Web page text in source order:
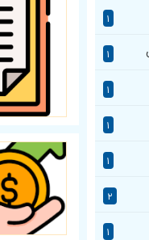
۱
۱
۱
۱
۱
۲
۱